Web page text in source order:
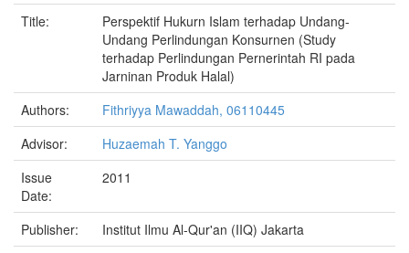
Title:
Perspektif Hukurn Islam terhadap Undang-
Undang Perlindungan Konsurnen (Study
terhadap Perlindungan Pernerintah RI pada
Jarninan Produk Halal)
Authors:
Fithriyya Mawaddah, 06110445
Advisor:
Huzaemah T. Yanggo
Issue
Date:
2011
Publisher:
Institut Ilmu Al-Qur'an (IIQ) Jakarta